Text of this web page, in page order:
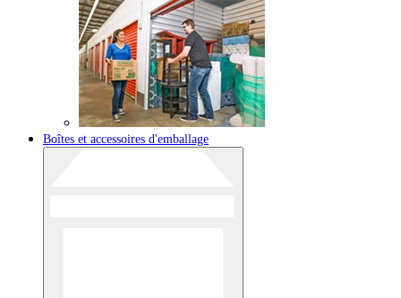
Boîtes et accessoires d'emballage